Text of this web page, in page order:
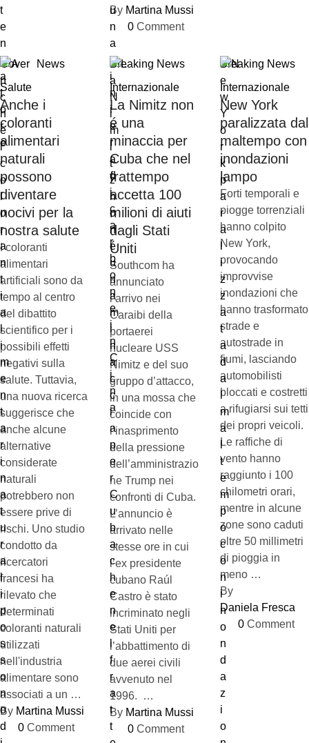
By Martina Mussi
0 Comment
Cover
News
Salute
Anche i
coloranti
alimentari
naturali
possono
diventare
nocivi per la
nostra salute
I coloranti
alimentari
artificiali sono da
tempo al centro
del dibattito
scientifico per i
possibili effetti
negativi sulla
salute. Tuttavia,
una nuova ricerca
suggerisce che
anche alcune
alternative
considerate
naturali
potrebbero non
essere prive di
rischi. Uno studio
condotto da
ricercatori
francesi ha
rilevato che
determinati
coloranti naturali
utilizzati
nell'industria
alimentare sono
associati a un …
By Martina Mussi
0 Comment
Breaking News
Internazionale
La Nimitz non
é una
minaccia per
Cuba che nel
frattempo
accetta 100
milioni di aiuti
dagli Stati
Uniti
Southcom ha
annunciato
l’arrivo nei
Caraibi della
portaerei
nucleare USS
Nimitz e del suo
gruppo d’attacco,
in una mossa che
coincide con
l’inasprimento
della pressione
dell’amministrazio
ne Trump nei
confronti di Cuba.
L’annuncio è
arrivato nelle
stesse ore in cui
l’ex presidente
cubano Raúl
Castro è stato
incriminato negli
Stati Uniti per
l’abbattimento di
due aerei civili
avvenuto nel
1996. …
By Martina Mussi
0 Comment
Breaking News
Internazionale
New York
paralizzata dal
maltempo con
inondazioni
lampo
Forti temporali e
piogge torrenziali
hanno colpito
New York,
provocando
improvvise
inondazioni che
hanno trasformato
strade e
autostrade in
fiumi, lasciando
automobilisti
bloccati e costretti
a rifugiarsi sui tetti
dei propri veicoli.
Le raffiche di
vento hanno
raggiunto i 100
chilometri orari,
mentre in alcune
zone sono caduti
oltre 50 millimetri
di pioggia in
meno …
By
Daniela Fresca
0 Comment